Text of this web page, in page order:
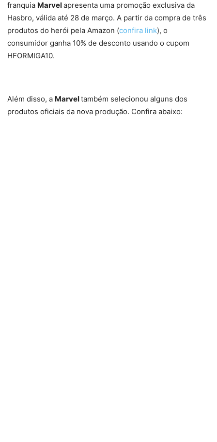
franquia Marvelapresenta uma promoção exclusiva da
Hasbro, válida até 28 de março. A partir da compra de três
produtos do herói pela Amazon (confira link), o
consumidor ganha 10% de desconto usando o cupom
HFORMIGA10.
Além disso, a Marveltambém selecionou alguns dos
produtos oficiais da nova produção. Confira abaixo: